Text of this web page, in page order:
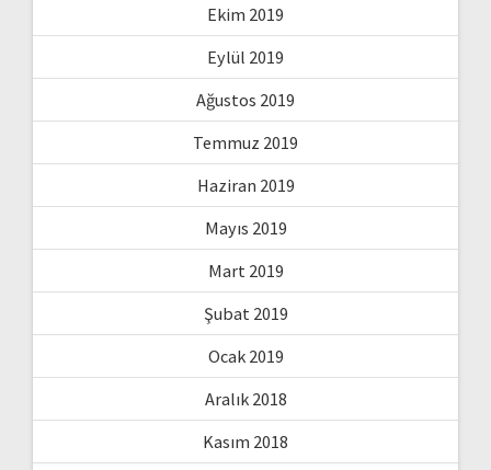
Ekim 2019
Eylül 2019
Ağustos 2019
Temmuz 2019
Haziran 2019
Mayıs 2019
Mart 2019
Şubat 2019
Ocak 2019
Aralık 2018
Kasım 2018